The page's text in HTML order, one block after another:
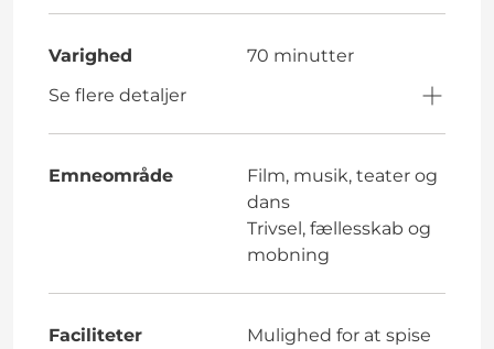
Varighed
70 minutter
Se flere detaljer
Emneområde
Film, musik, teater og
dans
Trivsel, fællesskab og
mobning
Faciliteter
Mulighed for at spise